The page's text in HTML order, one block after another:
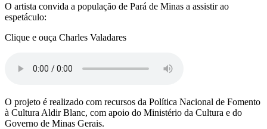
O artista convida a população de Pará de Minas a assistir ao
espetáculo:
Clique e ouça Charles Valadares
O projeto é realizado com recursos da Política Nacional de Fomento
à Cultura Aldir Blanc, com apoio do Ministério da Cultura e do
Governo de Minas Gerais.